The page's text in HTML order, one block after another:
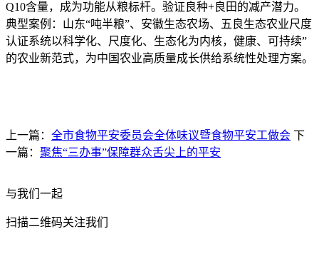
Q10含量，成为功能从粮标杆。验证良种+良田的减产潜力。
典型案例：山东“吨半粮”、安徽生态农场、五良生态农业尺度
认证系统以科学化、尺度化、生态化为内核，健康、可持续”
的农业新范式，为中国农业高质量成长供给系统性处理方案。
上一篇： 全市食物平安委员会全体味议暨食物平安工做会 下
一篇： 聚焦“三办事”保障群众舌尖上的平安
与我们一起
扫描二维码关注我们